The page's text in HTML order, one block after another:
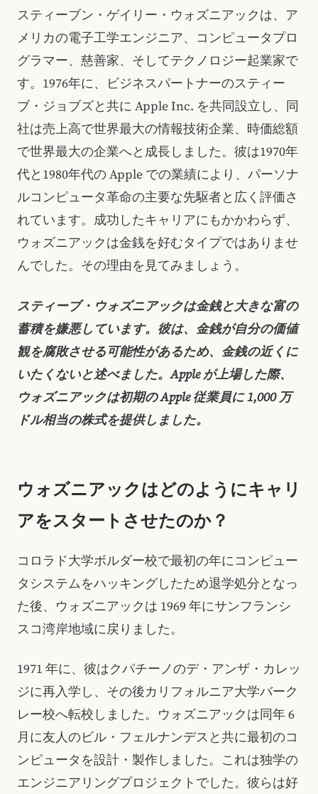
スティーブン・ゲイリー・ウォズニアックは、ア
メリカの電子工学エンジニア、コンピュータプロ
グラマー、慈善家、そしてテクノロジー起業家で
す。1976年に、ビジネスパートナーのスティー
ブ・ジョブズと共に Apple Inc. を共同設立し、同
社は売上高で世界最大の情報技術企業、時価総額
で世界最大の企業へと成長しました。彼は1970年
代と1980年代の Apple での業績により、パーソナ
ルコンピュータ革命の主要な先駆者と広く評価さ
れています。成功したキャリアにもかかわらず、
ウォズニアックは金銭を好むタイプではありませ
んでした。その理由を見てみましょう。
スティーブ・ウォズニアックは金銭と大きな富の
蓄積を嫌悪しています。彼は、金銭が自分の価値
観を腐敗させる可能性があるため、金銭の近くに
いたくないと述べました。Apple が上場した際、
ウォズニアックは初期の Apple 従業員に 1,000 万
ドル相当の株式を提供しました。
ウォズニアックはどのようにキャリ
アをスタートさせたのか？
コロラド大学ボルダー校で最初の年にコンピュー
タシステムをハッキングしたため退学処分となっ
た後、ウォズニアックは 1969 年にサンフランシ
スコ湾岸地域に戻りました。
1971 年に、彼はクパチーノのデ・アンザ・カレッ
ジに再入学し、その後カリフォルニア大学バーク
レー校へ転校しました。ウォズニアックは同年 6
月に友人のビル・フェルナンデスと共に最初のコ
ンピュータを設計・製作しました。これは独学の
エンジニアリングプロジェクトでした。彼らは好